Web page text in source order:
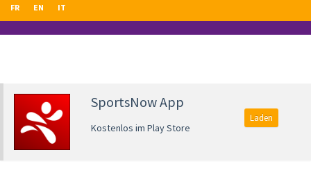
FR EN IT
SportsNow App
Kostenlos im Play Store
Laden